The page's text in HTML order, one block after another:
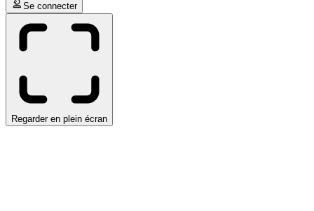
Se connecter
Regarder en plein écran